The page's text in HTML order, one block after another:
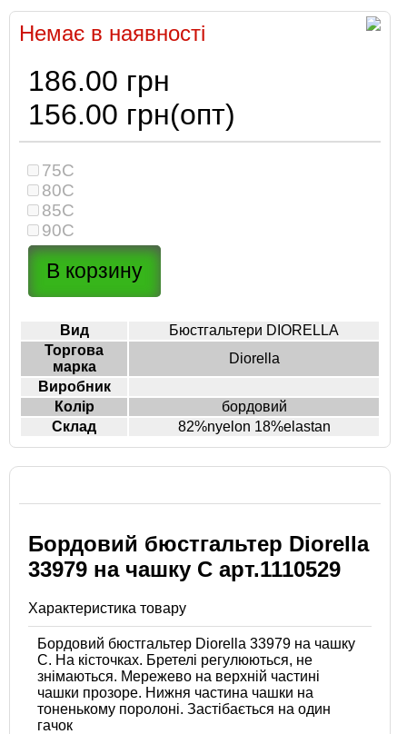
Немає в наявності
186.00 грн
156.00 грн(опт)
75C
80C
85C
90C
Вид
Бюстгальтери DIORELLA
Торгова
марка
Diorella
Виробник
Колір
бордовий
Склад
82%nyelon 18%elastan
Бордовий бюстгальтер Diorella
33979 на чашку C арт.1110529
Характеристика товару
Бордовий бюстгальтер Diorella 33979 на чашку
C. На кісточках. Бретелі регулюються, не
знімаються. Мережево на верхній частині
чашки прозоре. Нижня частина чашки на
тоненькому поролоні. Застібається на один
гачок